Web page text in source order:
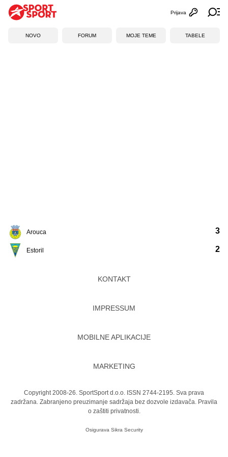
Otvori
Prijava
NOVO FORUM MOJE TEME TABELE
Arouca
Estoril
3
2
KONTAKT
IMPRESSUM
MOBILNE APLIKACIJE
MARKETING
Copyright 2008-26. SportSport d.o.o. ISSN 2744-2195. Sva prava
zadržana. Zabranjeno preuzimanje sadržaja bez dozvole izdavača. Pravila
o zaštiti privatnosti.
Osigurava Sikra Security